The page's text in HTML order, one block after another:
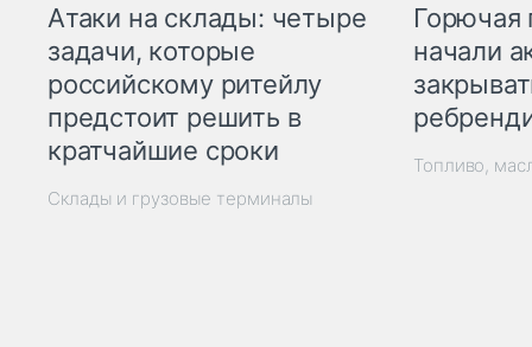
Атаки на склады: четыре
задачи, которые
российскому ритейлу
предстоит решить в
кратчайшие сроки
Склады и грузовые терминалы
Горючая
начали
Топливо,